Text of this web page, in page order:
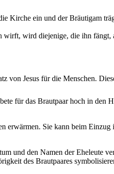
Kirche ein und der Bräutigam
wird diejenige, die ihn fängt,
von Jesus für die Menschen.
für das Brautpaar hoch in den
erwärmen. Sie kann beim
und den Namen der Eheleute
des Brautpaares